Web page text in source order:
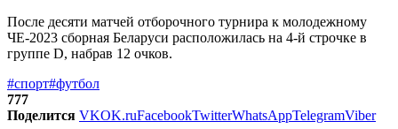
После десяти матчей отборочного турнира к молодежному
ЧЕ-2023 сборная Беларуси расположилась на 4-й строчке в
группе D, набрав 12 очков.
#спорт#футбол
777
Поделится VKOK.ruFacebookTwitterWhatsAppTelegramViber